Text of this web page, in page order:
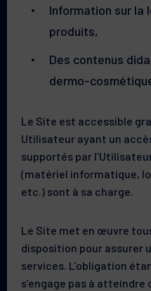
Information sur la
produits,
Des contenus
dermo-
Le Site est accessible
Utilisateur ayant un
supportés par
(matériel informatique,
etc.) sont à sa charge.
Le Site met en œuvre
disposition pour assurer
services. L’obligation
s’engage pas à